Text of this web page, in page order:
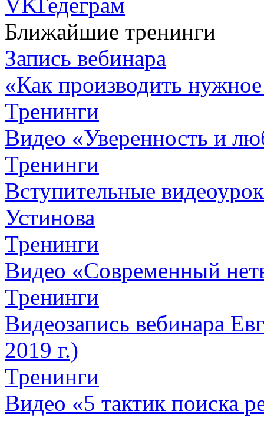
Ближайшие тренинги
Запись вебинара
«Как производить
Тренинги
Видео «Уверенность и
Тренинги
Вступительные
Устинова
Тренинги
Видео «Современный
Тренинги
Видеозапись вебинара
2019 г.)
Тренинги
Видео «5 тактик